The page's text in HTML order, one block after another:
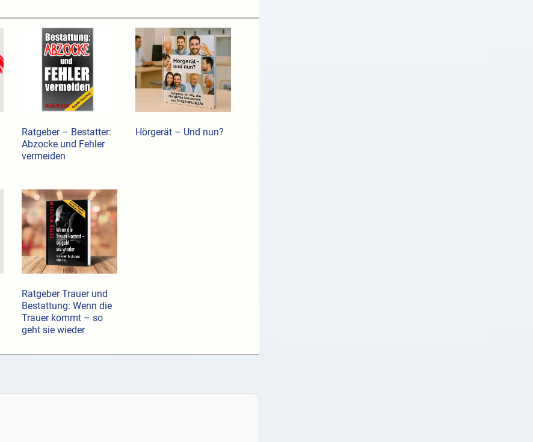
Ratgeber – Bestatter:
Abzocke und Fehler
vermeiden
Hörgerät – Und nun?
Ratgeber Trauer und
Bestattung: Wenn die
Trauer kommt – so
geht sie wieder